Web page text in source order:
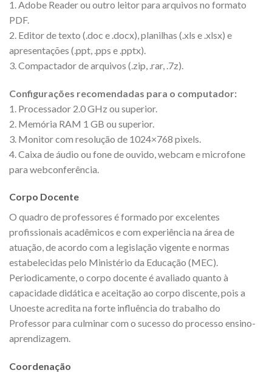
1. Adobe Reader ou outro leitor para arquivos no formato
PDF.
2. Editor de texto (.doc e .docx), planilhas (.xls e .xlsx) e
apresentações (.ppt, .pps e .pptx).
3. Compactador de arquivos (.zip, .rar, .7z).
Configurações recomendadas para o computador:
1. Processador 2.0 GHz ou superior.
2. Memória RAM 1 GB ou superior.
3. Monitor com resolução de 1024×768 pixels.
4. Caixa de áudio ou fone de ouvido, webcam e microfone
para webconferência.
Corpo Docente
O quadro de professores é formado por excelentes
profissionais acadêmicos e com experiência na área de
atuação, de acordo com a legislação vigente e normas
estabelecidas pelo Ministério da Educação (MEC).
Periodicamente, o corpo docente é avaliado quanto à
capacidade didática e aceitação ao corpo discente, pois a
Unoeste acredita na forte influência do trabalho do
Professor para culminar com o sucesso do processo ensino-
aprendizagem.
Coordenação